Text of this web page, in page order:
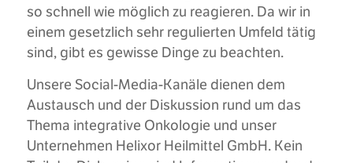
so schnell wie möglich zu reagieren. Da wir in
einem gesetzlich sehr regulierten Umfeld tätig
sind, gibt es gewisse Dinge zu beachten.
Unsere Social-Media-Kanäle dienen dem
Austausch und der Diskussion rund um das
Thema integrative Onkologie und unser
Unternehmen Helixor Heilmittel GmbH. Kein